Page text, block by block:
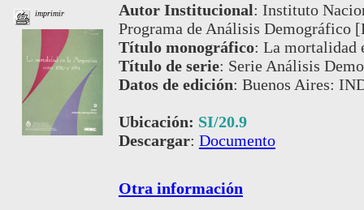
imprimir Autor Institucional: Instituto
Programa de Análisis Demográfico
Título monográfico: La mortalidad
Título de serie: Serie Análisis
Datos de edición: Buenos Aires:
Ubicación: SI/20.9
Descargar: Documento
Otra información